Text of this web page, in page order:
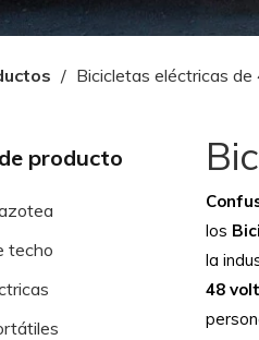
/ Bicicletas eléctricas
producto
techo
los
la
48